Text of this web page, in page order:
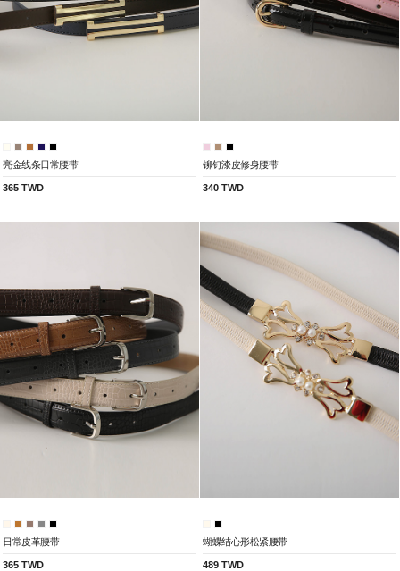
亮金线条日常腰带
365 TWD
铆钉漆皮修身腰带
340 TWD
日常皮革腰带
365 TWD
蝴蝶结心形松紧腰带
489 TWD